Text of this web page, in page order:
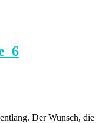
Der Wunsch, die